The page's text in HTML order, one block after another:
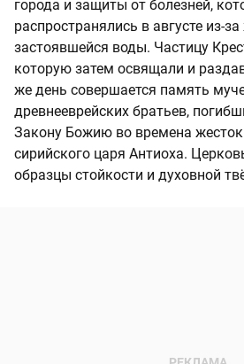
города и защиты от болезней,
распространялись в августе из-
застоявшейся воды. Частицу
которую затем освящали и
же день совершается память
древнееврейских братьев,
Закону Божию во времена
сирийского царя Антиоха.
образцы стойкости и духовной